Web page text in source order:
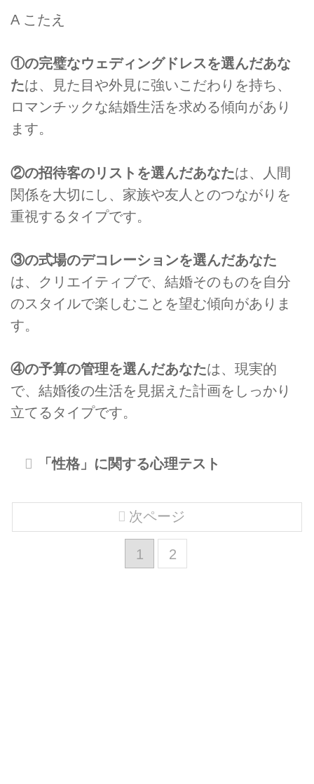
A こたえ
①の完璧なウェディングドレスを選んだあな
たは、見た目や外見に強いこだわりを持ち、
ロマンチックな結婚生活を求める傾向があり
ます。
②の招待客のリストを選んだあなたは、人間
関係を大切にし、家族や友人とのつながりを
重視するタイプです。
③の式場のデコレーションを選んだあなた
は、クリエイティブで、結婚そのものを自分
のスタイルで楽しむことを望む傾向がありま
す。
④の予算の管理を選んだあなたは、現実的
で、結婚後の生活を見据えた計画をしっかり
立てるタイプです。
「性格」に関する心理テスト
1 2
次ページ